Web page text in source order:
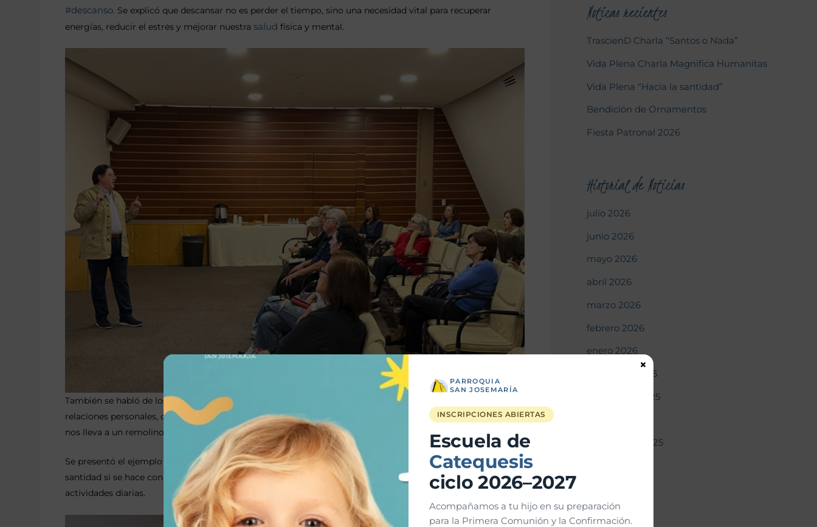
#descanso. Se explicó que descansar no es perder el tiempo, sino una necesidad vital para recuperar
energías, reducir el estrés y mejorar nuestra salud física y mental.
También se habló de los efectos del exceso de trabajo: puede provocar desgaste emocional, afectar nuestras
relaciones personales, causar conflictos familiares y alejarnos de lo espiritual y social. Ignorar el cansancio
nos lleva a un remolino que nos hunde poco a poco, sin que lo notemos.
Se presentó el ejemplo de San Josemaría quien enseñaba que el trabajo bien hecho puede ser un camino de
santidad si se hace con amor y ofreciendo todo a Dios. Su visión nos invita a dar sentido a nuestras
actividades diarias.
Noticas recientes
TrascienD Charla “Santos o Nada”
Vida Plena Charla Magnifica Humanitas
Vida Plena “Hacia la santidad”
Bendición de Ornamentos
Fiesta Patronal 2026
Historial de Noticias
julio 2026
junio 2026
mayo 2026
abril 2026
marzo 2026
febrero 2026
enero 2026
diciembre 2025
noviembre 2025
septiembre 2025
junio 2025
PARROQUIA
SAN JOSEMARÍA
INSCRIPCIONES ABIERTAS
Escuela de
Catequesis
ciclo 2026–2027
Acompañamos a tu hijo en su preparación
para la Primera Comunión y la Confirmación.
×